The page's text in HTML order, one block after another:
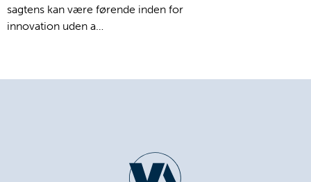
sagtens kan være førende inden for
innovation uden a…